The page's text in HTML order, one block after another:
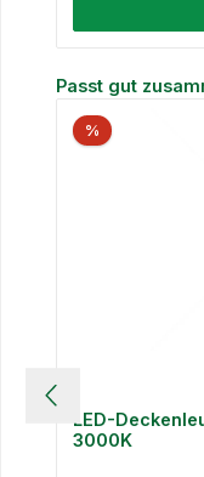
Produktgalerie
Passt gut
%
LED-
3000K